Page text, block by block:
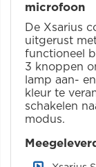
microfoon
De Xsarius
uitgerust
functioneel
3 knoppen
lamp aan-
kleur te
schakelen
modus.